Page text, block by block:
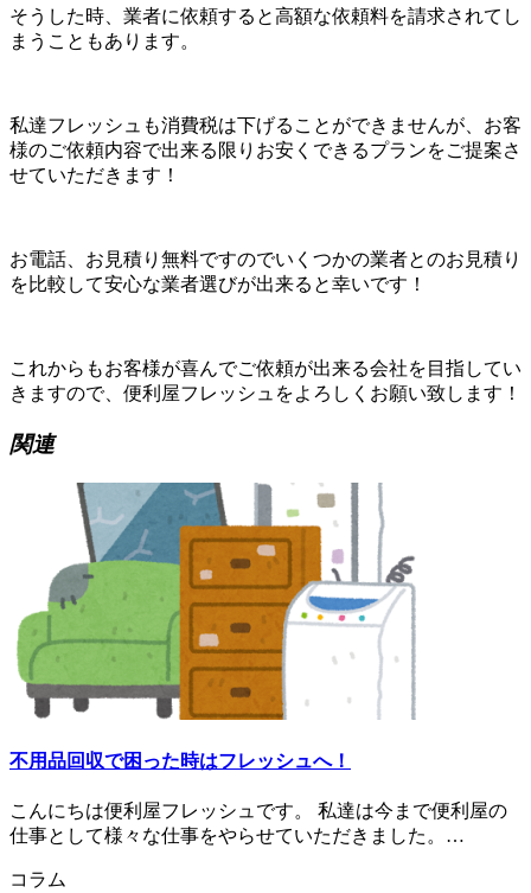
そうした時、業者に依頼すると高額な依頼料を請求されてし
まうこともあります。
私達フレッシュも消費税は下げることができませんが、お客
様のご依頼内容で出来る限りお安くできるプランをご提案さ
せていただきます！
お電話、お見積り無料ですのでいくつかの業者とのお見積り
を比較して安心な業者選びが出来ると幸いです！
これからもお客様が喜んでご依頼が出来る会社を目指してい
きますので、 便利屋フレッシュをよろしくお願い致します！
関連
不用品回収で困った時はフレッシュへ！
こんにちは便利屋フレッシュです。 私達は今まで便利屋の
仕事として様々な仕事をやらせていただきました。…
コラム